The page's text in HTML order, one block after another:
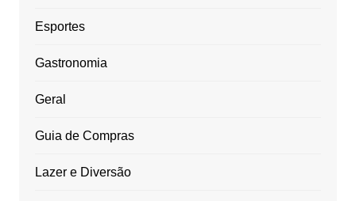
Esportes
Gastronomia
Geral
Guia de Compras
Lazer e Diversão